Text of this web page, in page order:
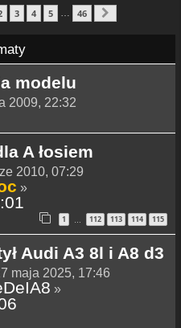
1 46
3 4 5 … 46
modelu
2009, 22:32
A łosiem
2010, 07:29
»
1 … 112 113 114 115
Audi A3 8l i A8 d3
maja 2025, 17:46
»